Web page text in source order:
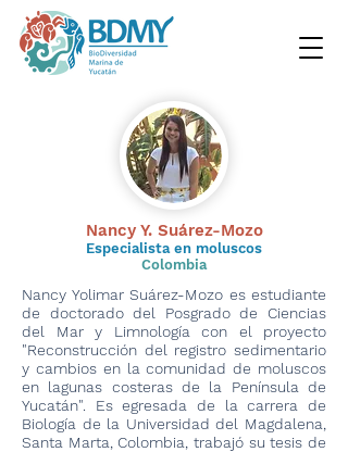
Nancy Y. Suárez-Mozo
Especialista en moluscos
Colombia
Nancy Yolimar Suárez-Mozo es estudiante
de doctorado del Posgrado de Ciencias
del Mar y Limnología con el proyecto
"Reconstrucción del registro sedimentario
y cambios en la comunidad de moluscos
en lagunas costeras de la Península de
Yucatán". Es egresada de la carrera de
Biología de la Universidad del Magdalena,
Santa Marta, Colombia, trabajó su tesis de